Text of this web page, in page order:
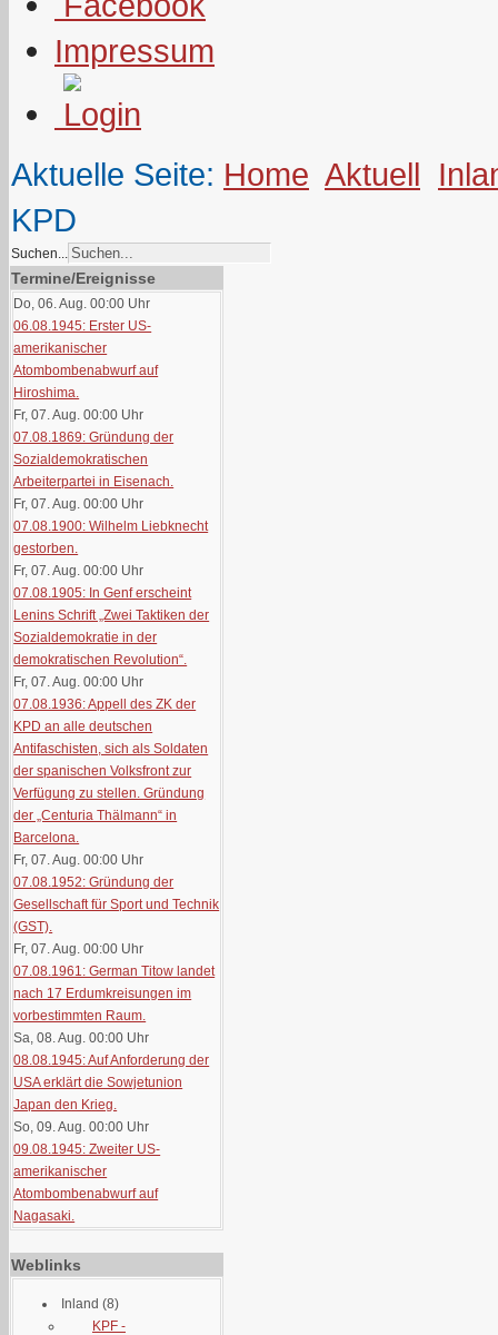
Impressum
Aktuelle Seite: Home Aktuell
KPD
Suchen...
Termine/Ereignisse
Do, 06. Aug. 00:00 Uhr
06.08.1945: Erster US-
amerikanischer
Atombombenabwurf auf
Hiroshima.
Fr, 07. Aug. 00:00 Uhr
07.08.1869: Gründung der
Sozialdemokratischen
Arbeiterpartei in Eisenach.
Fr, 07. Aug. 00:00 Uhr
07.08.1900: Wilhelm Liebknecht
gestorben.
Fr, 07. Aug. 00:00 Uhr
07.08.1905: In Genf erscheint
Lenins Schrift „Zwei Taktiken der
Sozialdemokratie in der
demokratischen Revolution“.
Fr, 07. Aug. 00:00 Uhr
07.08.1936: Appell des ZK der
KPD an alle deutschen
Antifaschisten, sich als Soldaten
der spanischen Volksfront zur
Verfügung zu stellen. Gründung
der „Centuria Thälmann“ in
Barcelona.
Fr, 07. Aug. 00:00 Uhr
07.08.1952: Gründung der
Gesellschaft für Sport und Technik
(GST).
Fr, 07. Aug. 00:00 Uhr
07.08.1961: German Titow landet
nach 17 Erdumkreisungen im
vorbestimmten Raum.
Sa, 08. Aug. 00:00 Uhr
08.08.1945: Auf Anforderung der
USA erklärt die Sowjetunion
Japan den Krieg.
So, 09. Aug. 00:00 Uhr
09.08.1945: Zweiter US-
amerikanischer
Atombombenabwurf auf
Nagasaki.
Weblinks
Inland (8)
KPF -